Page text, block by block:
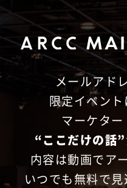
メールアド
限定イベン
マーケタ
“ここだけの話”
内容は動画でア
いつでも無料で